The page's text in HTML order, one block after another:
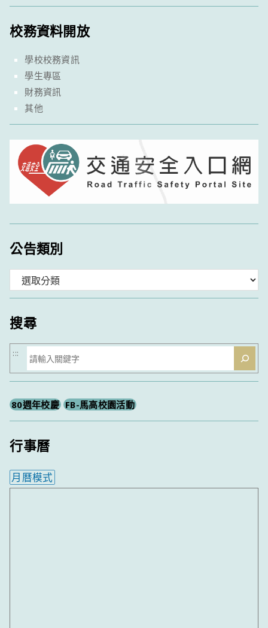
校務資料開放
學校校務資訊
學生專區
財務資訊
其他
公告類別
類
搜尋
搜
尋
:::
80週年校慶 FB-馬高校園活動
行事曆
月曆模式